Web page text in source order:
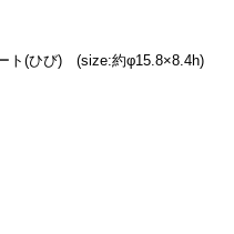
ト(ひび)　(size:約φ15.8×8.4h)